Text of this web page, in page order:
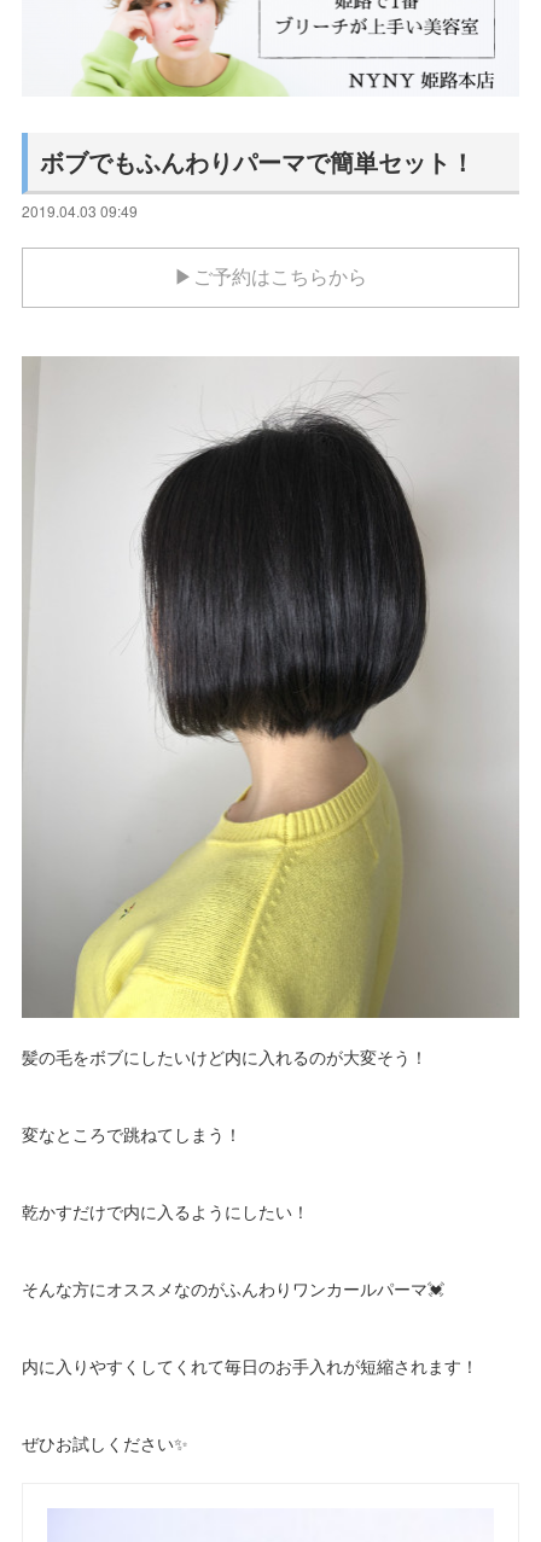
ボブでもふんわりパーマで簡単セット！
2019.04.03 09:49
▶ご予約はこちらから
髪の毛をボブにしたいけど内に入れるのが大変そう！
変なところで跳ねてしまう！
乾かすだけで内に入るようにしたい！
そんな方にオススメなのがふんわりワンカールパーマ💓
内に入りやすくしてくれて毎日のお手入れが短縮されます！
ぜひお試しください✨